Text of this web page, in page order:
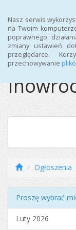
Nasz serwis
na Twoim
poprawnego
zmiany ustawień
przeglądarce.
przechowywanie
Ogłoszenia
Proszę wybrać
Luty 2026